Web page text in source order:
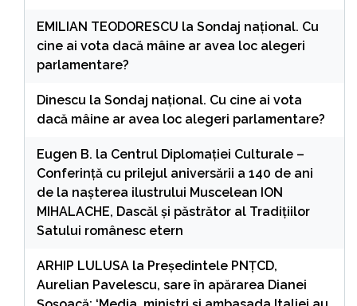
EMILIAN TEODORESCU la Sondaj național. Cu
cine ai vota dacă mâine ar avea loc alegeri
parlamentare?
Dinescu la Sondaj național. Cu cine ai vota
dacă mâine ar avea loc alegeri parlamentare?
Eugen B. la Centrul Diplomației Culturale –
Conferință cu prilejul aniversării a 140 de ani
de la nașterea ilustrului Muscelean ION
MIHALACHE, Dascăl și păstrător al Tradițiilor
Satului românesc etern
ARHIP LULUSA la Președintele PNȚCD,
Aurelian Pavelescu, sare în apărarea Dianei